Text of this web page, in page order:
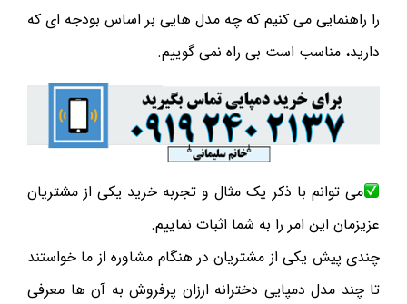
را راهنمایی می کنیم که چه مدل هایی بر اساس بودجه ای که
دارید، مناسب است بی راه نمی گوییم.
می توانم با ذکر یک مثال و تجربه خرید یکی از مشتریان
عزیزمان این امر را به شما اثبات نماییم.
چندی پیش یکی از مشتریان در هنگام مشاوره از ما خواستند
تا چند مدل دمپایی دخترانه ارزان پرفروش به آن ها معرفی